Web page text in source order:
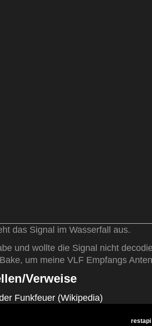
das Signal im Wasserfall aus.
und wollte die Signal nicht
um meine VLF Empfangs
Verweise
Funkfeuer (Wikipedia)
restapi